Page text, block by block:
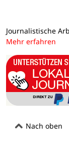
Journalistische
Mehr erfahren
Nach oben